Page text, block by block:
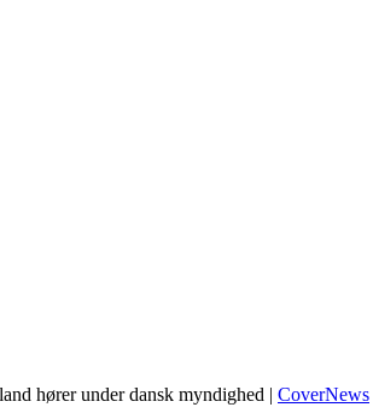
hører under dansk myndighed | CoverNews